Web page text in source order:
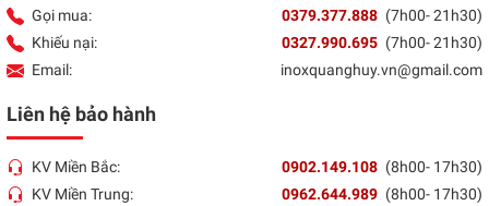
Gọi mua: 0379.377.888 (7h00- 21h30)
Khiếu nại:
0327.990.695 (7h00- 21h30)
Email:
inoxquanghuy.vn@gmail.com
Liên hệ bảo hành
KV Miền Bắc: 0902.149.108 (8h00- 17h30)
KV Miền Trung:
0962.644.989 (8h00- 17h30)